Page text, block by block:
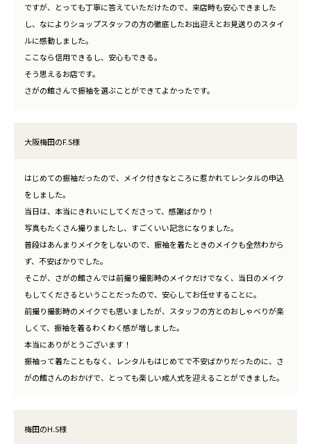
ですが、とっても丁寧に答えていただけたので、来店時も安心できました
し、なによりショップスタッフの方の徹底したお出迎えとお見送りのスタイ
ルに感動しました。
ここなら信用できるし、安心もできる。
そう思えるお店です。
さがの館さんで振袖を選ぶことができてよかったです。
大阪梅田のF.S様
はじめての振袖だったので、メイク付きなところに惹かれてレンタルの申込
をしました。
当日は、本当にきれいにしてくださって、感謝ばかり！
写真もたくさん撮りましたし、すごくいい記念になりました。
普段はあんまりメイクをしないので、振袖を着たときのメイクも全然わから
ず、不安ばかりでした。
そこが、さがの館さんでは前撮り撮影時のメイクだけでなく、当日のメイク
もしてくださるということだったので、安心してお任せすることに。
前撮り撮影時のメイクでも思いましたが、スタッフの方とのおしゃべりが楽
しくて、振袖を着るわくわく感が増しました。
本当にありがとうございます！
振袖って着たこともなく、レンタルもはじめてで不安ばかりだったのに、さ
がの館さんのおかげで、とっても楽しい成人式を迎えることができました。
梅田のH.S様